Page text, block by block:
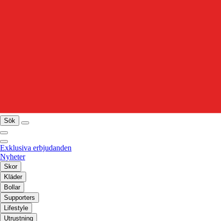
Sök
Exklusiva erbjudanden
Nyheter
Skor
Kläder
Bollar
Supporters
Lifestyle
Utrustning